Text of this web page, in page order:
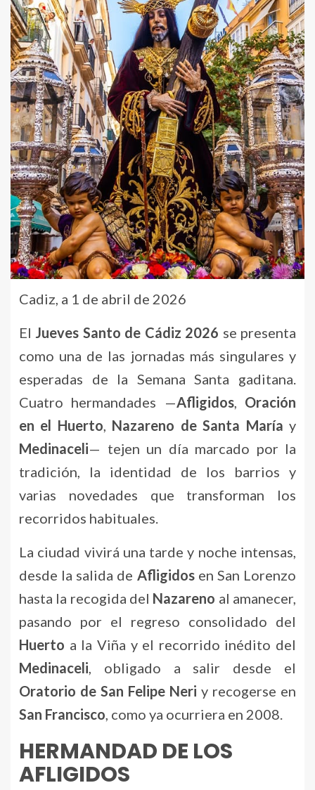
Cadiz, a 1 de abril de 2026
El Jueves Santo de Cádiz 2026 se presenta
como una de las jornadas más singulares y
esperadas de la Semana Santa gaditana.
Cuatro hermandades —Afligidos, Oración
en el Huerto, Nazareno de Santa María y
Medinaceli— tejen un día marcado por la
tradición, la identidad de los barrios y
varias novedades que transforman los
recorridos habituales.
La ciudad vivirá una tarde y noche intensas,
desde la salida de Afligidosen San Lorenzo
hasta la recogida del Nazareno al amanecer,
pasando por el regreso consolidado del
Huerto a la Viña y el recorrido inédito del
Medinaceli, obligado a salir desde el
Oratorio de San Felipe Neri y recogerse en
San Francisco, como ya ocurriera en 2008.
HERMANDAD DE LOS
AFLIGIDOS